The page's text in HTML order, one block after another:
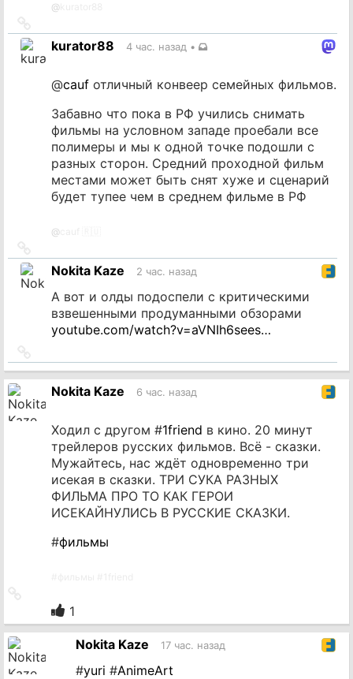
@
на
источник
kurator88 4 час. назад •
@cauf отличный конвеер семейных фильмов.
Забавно что пока в РФ учились снимать
фильмы на условном западе проебали все
полимеры и мы к одной точке подошли с
разных сторон. Средний проходной фильм
местами может быть снят хуже и сценарий
будет тупее чем в среднем фильме в РФ
@
на
источник
Nokita Kaze 2 час. назад
А вот и олды подоспели с критическими
взвешенными продуманными обзорами
youtube.com/watch?v=aVNIh6sees…
на
источник
Nokita Kaze 6 час. назад
Ходил с другом #1friend в кино. 20 минут
трейлеров русских фильмов. Всё - сказки.
Мужайтесь, нас ждёт одновременно три
исекая в сказки. ТРИ СУКА РАЗНЫХ
ФИЛЬМА ПРО ТО КАК ГЕРОИ
ИСЕКАЙНУЛИСЬ В РУССКИЕ СКАЗКИ.
#фильмы
источник
1
Nokita Kaze 17 час. назад
#yuri #AnimeArt